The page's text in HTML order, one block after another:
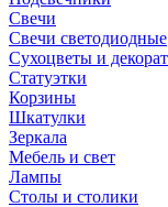
Свечи
Свечи светодиодные
Сухоцветы и
Статуэтки
Корзины
Шкатулки
Зеркала
Мебель и свет
Лампы
Столы и столики